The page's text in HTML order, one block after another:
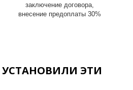
заключение договора,
внесение предоплаты 30%
ЭТИ